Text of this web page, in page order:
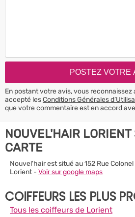
En postant votre avis, vous
accepté lesConditions Générales
que votre commentaire est en accord
NOUVEL'HAIR
CARTE
Nouvel'hair est situé au 152 Rue
Lorient - Voir sur google maps
COIFFEURS LES PLUS
Tous les coiffeurs de Lorient